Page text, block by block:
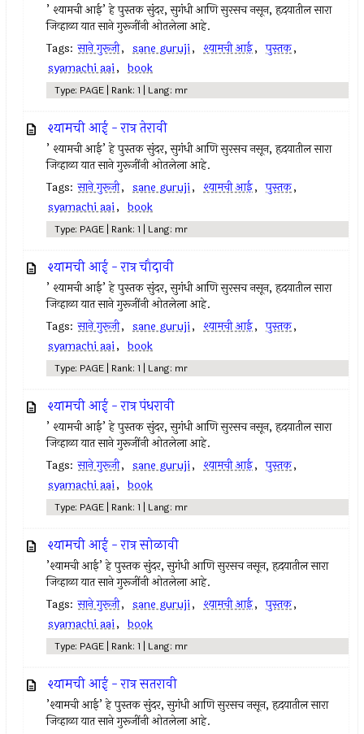
’ श्यामची आई’ हे पुस्तक सुंदर, सुगंधी आणि सुरसच नसून, हृदयातील सारा
जिव्हाळा यात साने गुरूजींनी ओतलेला आहे.
Tags: साने गुरूजी, sane guruji, श्यामची आई, पुस्तक,
syamachi aai, book
Type: PAGE | Rank: 1 | Lang: mr
श्यामची आई - रात्र तेरावी
’ श्यामची आई’ हे पुस्तक सुंदर, सुगंधी आणि सुरसच नसून, हृदयातील सारा
जिव्हाळा यात साने गुरूजींनी ओतलेला आहे.
Tags: साने गुरूजी, sane guruji, श्यामची आई, पुस्तक,
syamachi aai, book
Type: PAGE | Rank: 1 | Lang: mr
श्यामची आई - रात्र चौदावी
’ श्यामची आई’ हे पुस्तक सुंदर, सुगंधी आणि सुरसच नसून, हृदयातील सारा
जिव्हाळा यात साने गुरूजींनी ओतलेला आहे.
Tags: साने गुरूजी, sane guruji, श्यामची आई, पुस्तक,
syamachi aai, book
Type: PAGE | Rank: 1 | Lang: mr
श्यामची आई - रात्र पंधरावी
’ श्यामची आई’ हे पुस्तक सुंदर, सुगंधी आणि सुरसच नसून, हृदयातील सारा
जिव्हाळा यात साने गुरूजींनी ओतलेला आहे.
Tags: साने गुरूजी, sane guruji, श्यामची आई, पुस्तक,
syamachi aai, book
Type: PAGE | Rank: 1 | Lang: mr
श्यामची आई - रात्र सोळावी
’श्यामची आई’ हे पुस्तक सुंदर, सुगंधी आणि सुरसच नसून, हृदयातील सारा
जिव्हाळा यात साने गुरूजींनी ओतलेला आहे.
Tags: साने गुरूजी, sane guruji, श्यामची आई, पुस्तक,
syamachi aai, book
Type: PAGE | Rank: 1 | Lang: mr
श्यामची आई - रात्र सतरावी
’श्यामची आई’ हे पुस्तक सुंदर, सुगंधी आणि सुरसच नसून, हृदयातील सारा
जिव्हाळा यात साने गुरूजींनी ओतलेला आहे.